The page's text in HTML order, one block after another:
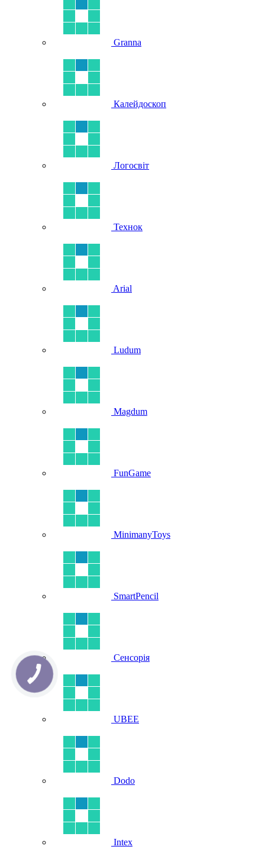
Granna
Калейдоскоп
Логосвіт
Технок
Arial
Ludum
Magdum
FunGame
MinimanyToys
SmartPencil
Сенсорія
UBEE
Dodo
Intex